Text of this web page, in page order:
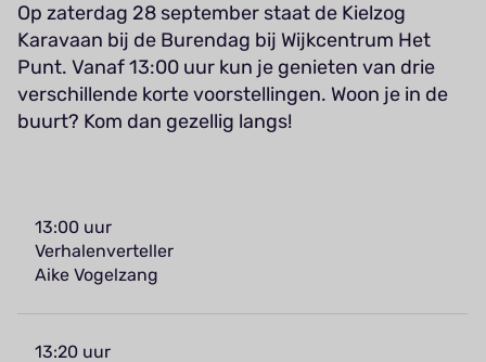
Op zaterdag 28 september staat de Kielzog
Karavaan bij de Burendag bij Wijkcentrum Het
Punt. Vanaf 13:00 uur kun je genieten van drie
verschillende korte voorstellingen. Woon je in de
buurt? Kom dan gezellig langs!
13:00 uur
Verhalenverteller
Aike Vogelzang
13:20 uur